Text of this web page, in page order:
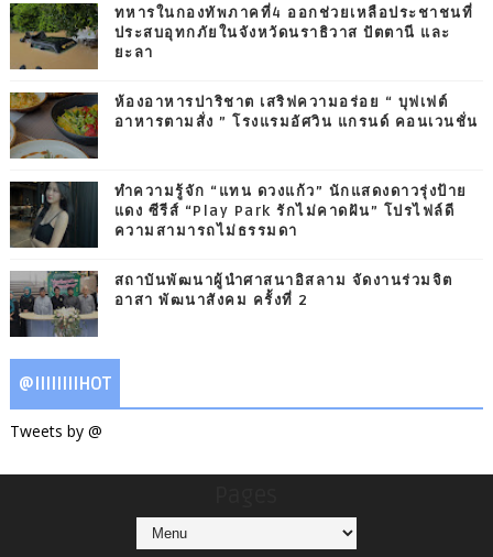
ทหารในกองทัพภาคที่4 ออกช่วยเหลือประชาชนที่
ประสบอุทกภัยในจังหวัดนราธิวาส ปัตตานี และ
ยะลา
ห้องอาหารปาริชาต เสริฟความอร่อย “ บุฟเฟต์
อาหารตามสั่ง ” โรงแรมอัศวิน แกรนด์ คอนเวนชั่น
ทำความรู้จัก “แทน ดวงแก้ว” นักแสดงดาวรุ่งป้าย
แดง ซีรีส์ “Play Park รักไม่คาดฝัน” โปรไฟล์ดี
ความสามารถไม่ธรรมดา
สถาบันพัฒนาผู้นำศาสนาอิสลาม จัดงานร่วมจิต
อาสา พัฒนาสังคม ครั้งที่ 2
@IIIIIIIIHOT
Tweets by @